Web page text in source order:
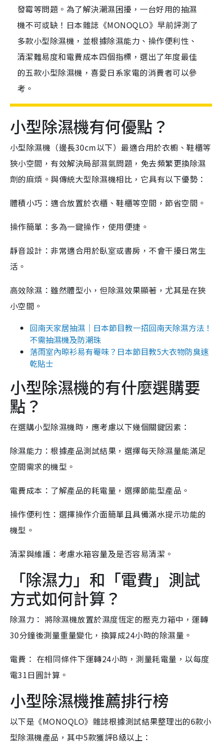
發霉等問題。為了解決潮濕困擾，一台好用的抽濕
機不可或缺！日本雜誌《MONOQLO》早前評測了
多款小型除濕機，並根據除濕能力、操作便利性、
清潔難易度和電費成本四個指標，選出了年度最佳
的五款小型除濕機，喜愛日系家電的消費者可以參
考。
小型除濕機有何優點？
小型除濕機（邊長30cm以下）最適合用於衣櫥、鞋櫃等
狹小空間，有效解決局部濕氣問題，免去頻繁更換除濕
劑的麻煩。與傳統大型除濕機相比，它具有以下優勢：
體積小巧：適合放置於衣櫃、鞋櫃等空間，節省空間。
操作簡單：多為一鍵操作，使用便捷。
靜音設計：非常適合用於臥室或書房，不會干擾日常生
活。
高效除濕：雖然體型小，但除濕效果顯著，尤其是在狹
小空間。
回南天家居抽濕｜日本節目教一招回南天除濕方法！
不需抽濕機及防潮珠
落雨室內晾衫易有罨味？日本節目教5大衣物防臭速
乾貼士
小型除濕機的有什麼選購要
點？
在選購小型除濕機時，應考慮以下幾個關鍵因素：
除濕能力：根據產品測試結果，選擇每天除濕量能滿足
空間需求的機型。
電費成本：了解產品的耗電量，選擇節能型產品。
操作便利性：選擇操作介面簡單且具備滿水提示功能的
機型。
清潔與維護：考慮水箱容量及是否容易清潔。
「除濕力」和「電費」測試
方式如何計算？
除濕力： 將除濕機放置於濕度恆定的壓克力箱中，運轉
30分鐘後測量重量變化，換算成24小時的除濕量。
電費： 在相同條件下運轉24小時，測量耗電量，以每度
電31日圓計算。
小型除濕機推薦排行榜
以下是《MONOQLO》雜誌根據測試結果整理出的6款小
型除濕機產品，其中5款獲評B級以上：